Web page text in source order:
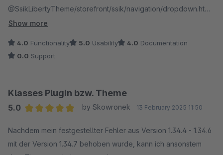
@SsikLibertyTheme/storefront/ssik/navigation/dropdown.html.
twig nicht gefunden werden konnte (Uncaught PHP Exception:
"{% macro list(items, categoryId) %}
{% for item in items %}
{% set id = item.category.id %}
{% set name = item.category.translated.name %}
Show more
4.0 Functionality 5.0 Usability 4.0 Documentation
0.0 Support
Klasses PlugIn bzw. Theme
5.0
by Skowronek 13 February 2025 11:50
Nachdem mein festgestellter Fehler aus Version 1.34.4 - 1.34.6
mit der Version 1.34.7 behoben wurde, kann ich ansonstem